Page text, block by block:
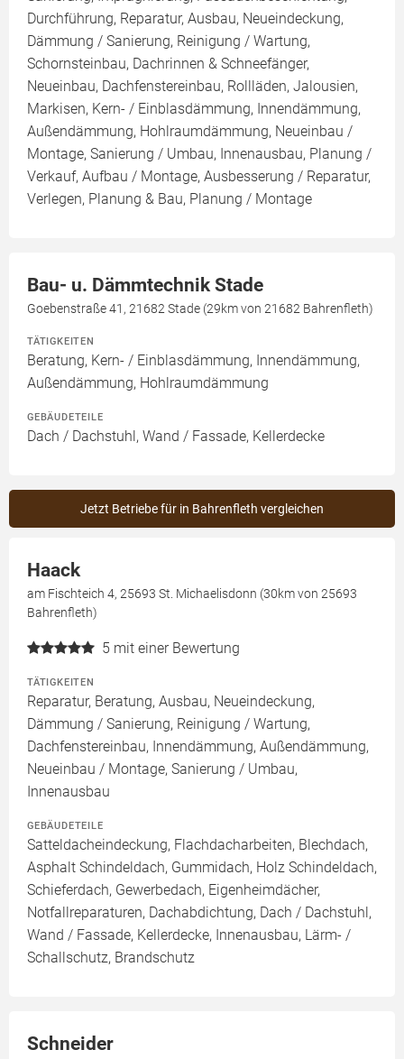
Durchführung, Reparatur, Ausbau, Neueindeckung,
Dämmung / Sanierung, Reinigung / Wartung,
Schornsteinbau, Dachrinnen & Schneefänger,
Neueinbau, Dachfenstereinbau, Rollläden, Jalousien,
Markisen, Kern- / Einblasdämmung, Innendämmung,
Außendämmung, Hohlraumdämmung, Neueinbau /
Montage, Sanierung / Umbau, Innenausbau, Planung /
Verkauf, Aufbau / Montage, Ausbesserung / Reparatur,
Verlegen, Planung & Bau, Planung / Montage
Bau- u. Dämmtechnik Stade
Goebenstraße 41, 21682 Stade (29km von 21682 Bahrenfleth)
TÄTIGKEITEN
Beratung, Kern- / Einblasdämmung, Innendämmung,
Außendämmung, Hohlraumdämmung
GEBÄUDETEILE
Dach / Dachstuhl, Wand / Fassade, Kellerdecke
Jetzt Betriebe für in Bahrenfleth vergleichen
Haack
am Fischteich 4, 25693 St. Michaelisdonn (30km von 25693
Bahrenfleth)
5 mit einer Bewertung
TÄTIGKEITEN
Reparatur, Beratung, Ausbau, Neueindeckung,
Dämmung / Sanierung, Reinigung / Wartung,
Dachfenstereinbau, Innendämmung, Außendämmung,
Neueinbau / Montage, Sanierung / Umbau,
Innenausbau
GEBÄUDETEILE
Satteldacheindeckung, Flachdacharbeiten, Blechdach,
Asphalt Schindeldach, Gummidach, Holz Schindeldach,
Schieferdach, Gewerbedach, Eigenheimdächer,
Notfallreparaturen, Dachabdichtung, Dach / Dachstuhl,
Wand / Fassade, Kellerdecke, Innenausbau, Lärm- /
Schallschutz, Brandschutz
Schneider